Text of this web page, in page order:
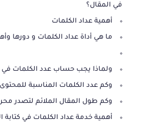
في المقال؟
أهمية عداد الكلمات
ما هي أداة عداد الكلمات و دورها
ولماذا يجب حساب عدد الكلمات
وكم عدد الكلمات المناسبة
وكم طول المقال الملائم لتصدر
أهمية خدمة عداد الكلمات في كتابة